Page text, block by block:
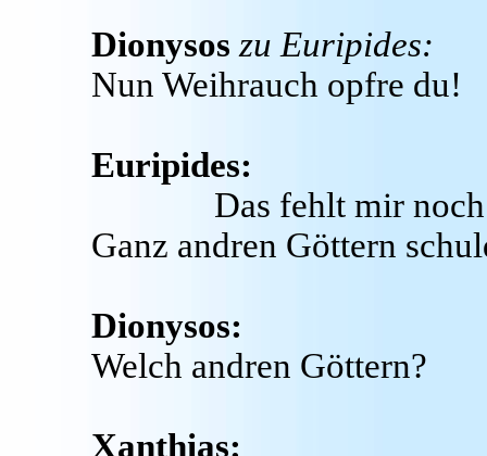
Dionysos zu Euripides:
Nun Weihrauch opfre du!
Euripides:
Das fehlt mir
Ganz andren Göttern
Dionysos:
Welch andren Göttern?
Xanthias: